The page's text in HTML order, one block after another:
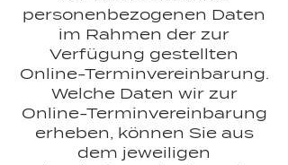
personenbezogenen Daten
im Rahmen der zur
Verfügung gestellten
Online-Terminvereinbarung.
Welche Daten wir zur
Online-Terminvereinbarung
erheben, können Sie aus
dem jeweiligen